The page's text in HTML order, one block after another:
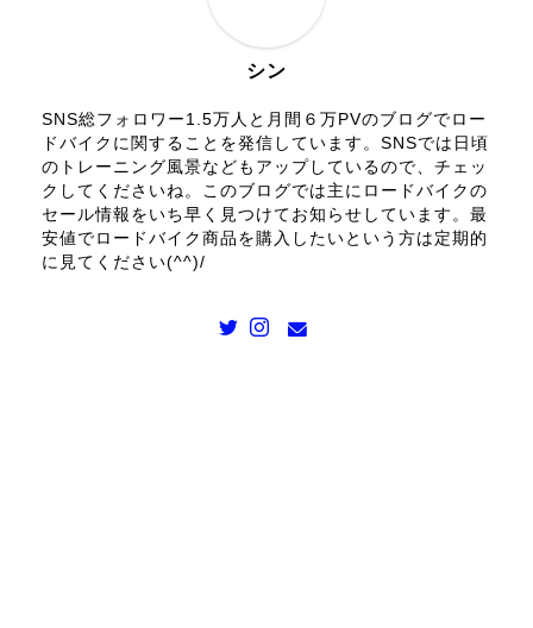
シン
SNS総フォロワー1.5万人と月間６万PVのブログでロー
ドバイクに関することを発信しています。SNSでは日頃
のトレーニング風景などもアップしているので、チェッ
クしてくださいね。このブログでは主にロードバイクの
セール情報をいち早く見つけてお知らせしています。最
安値でロードバイク商品を購入したいという方は定期的
に見てください(^^)/